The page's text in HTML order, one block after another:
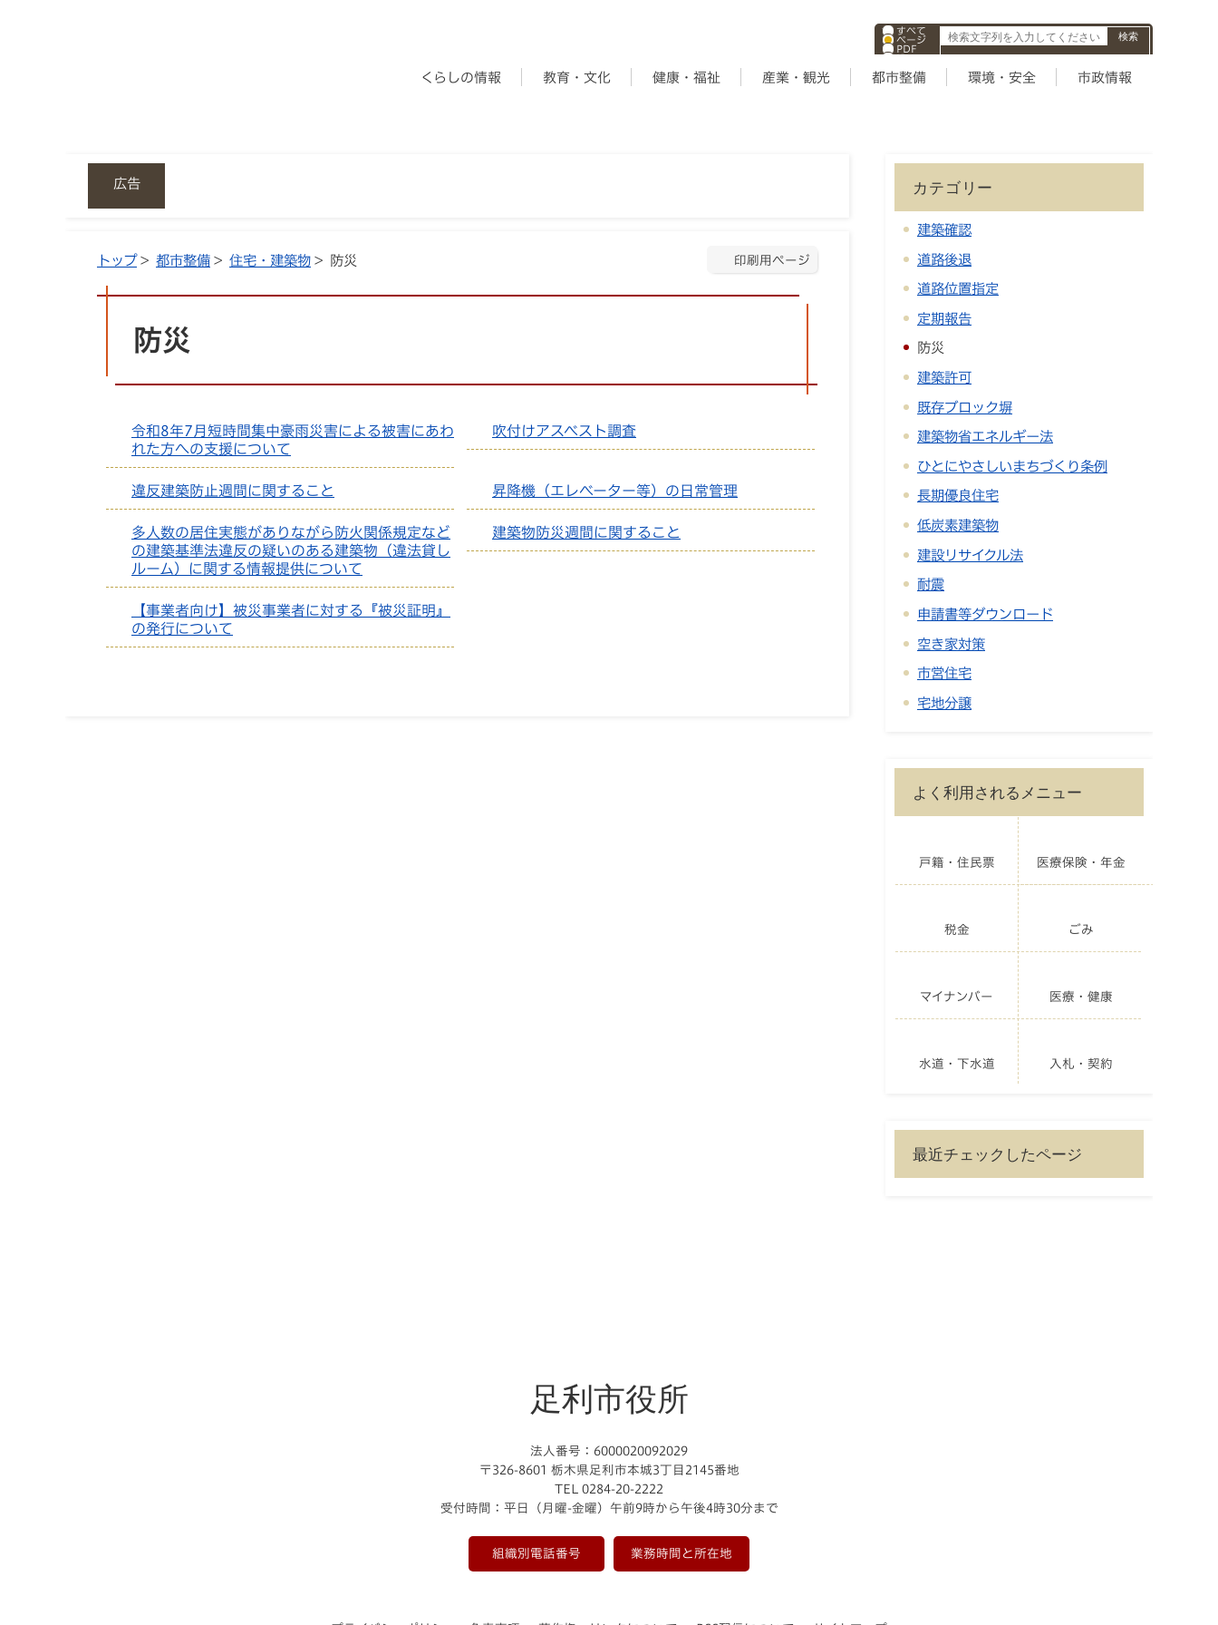
すべて
ページ
PDF
ID
くらしの情報 教育・文化 健康・福祉 産業・観光 都市整備 環境・安全 市政情報
広告
印刷用ページ
トップ> 都市整備 > 住宅・建築物 > 防災
防災
令和8年7月短時間集中豪雨災害による被害にあわ
れた方への支援について
吹付けアスベスト調査
違反建築防止週間に関すること 昇降機（エレベーター等）の日常管理
多人数の居住実態がありながら防火関係規定など
の建築基準法違反の疑いのある建築物（違法貸し
ルーム）に関する情報提供について
建築物防災週間に関すること
【事業者向け】被災事業者に対する『被災証明』
の発行について
カテゴリー
建築確認
道路後退
道路位置指定
定期報告
防災
建築許可
既存ブロック塀
建築物省エネルギー法
ひとにやさしいまちづくり条例
長期優良住宅
低炭素建築物
建設リサイクル法
耐震
申請書等ダウンロード
空き家対策
市営住宅
宅地分譲
よく利用されるメニュー
戸籍・住民票 医療保険・年金
税金 ごみ
マイナンバー 医療・健康
水道・下水道 入札・契約
最近チェックしたページ
足利市役所
法人番号：6000020092029
〒326-8601 栃木県足利市本城3丁目2145番地
TEL 0284-20-2222
受付時間：平日（月曜-金曜）午前9時から午後4時30分まで
組織別電話番号 業務時間と所在地